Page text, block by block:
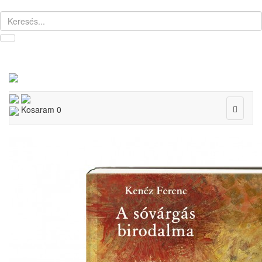
Toggle
Kosaram 0